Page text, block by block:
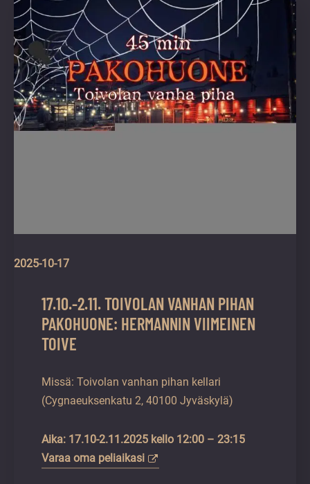
vuoden.
2025-10-17
17.10.-2.11. TOIVOLAN VANHAN PIHAN
PAKOHUONE: HERMANNIN VIIMEINEN
TOIVE
Missä: Toivolan vanhan pihan kellari
(Cygnaeuksenkatu 2, 40100 Jyväskylä)
Aika: 17.10-2.11.2025 kello 12:00 – 23:15
Varaa oma peliaikasi